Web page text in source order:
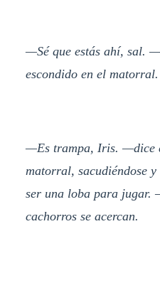
—Sé que estás ahí, sal.
escondido en el matorral.
—Es trampa, Iris. —dice
matorral, sacudiéndose
ser una loba para jugar.
cachorros se acercan.